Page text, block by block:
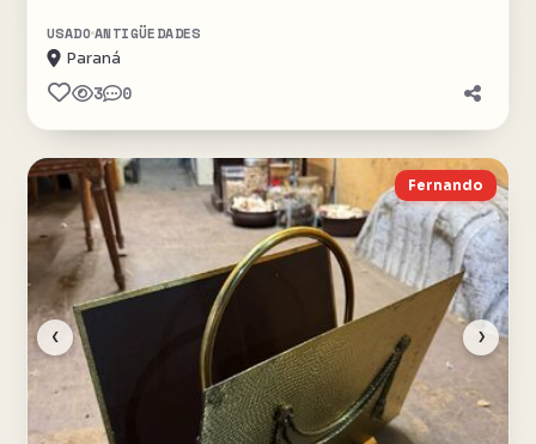
USADO ANTIGÜEDADES
Paraná
3 0
‹ ›
Fernando